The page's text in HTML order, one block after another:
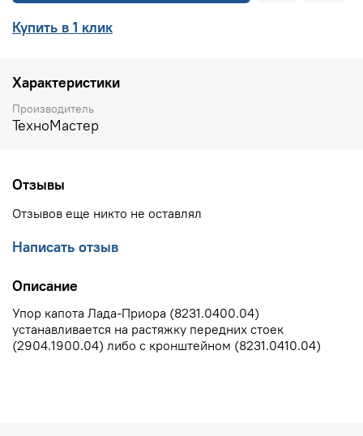
Купить в 1 клик
Характеристики
Производитель
ТехноМастер
Отзывы
Отзывов еще никто не оставлял
Написать отзыв
Описание
Упор капота Лада-Приора (8231.0400.04)
устанавливается на растяжку передних стоек
(2904.1900.04) либо с кронштейном (8231.0410.04)